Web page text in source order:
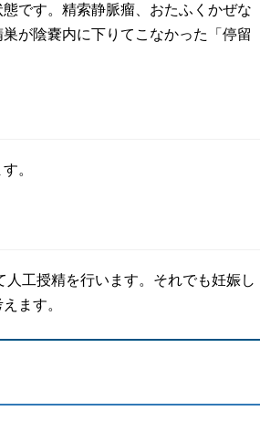
です。精索静脈瘤、おたふくかぜな
が陰嚢内に下りてこなかった「停留
。
工授精を行います。それでも妊娠し
ます。